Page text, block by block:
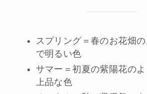
スプリング＝春のお花畑
で明るい色
サマー＝初夏の紫陽花のよ
上品な色